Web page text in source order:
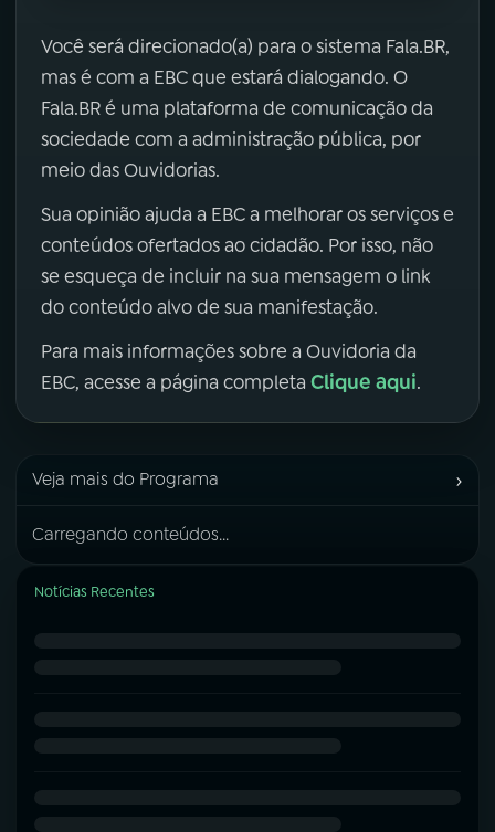
Você será direcionado(a) para o sistema Fala.BR,
mas é com a EBC que estará dialogando. O
Fala.BR é uma plataforma de comunicação da
sociedade com a administração pública, por
meio das Ouvidorias.
Sua opinião ajuda a EBC a melhorar os serviços e
conteúdos ofertados ao cidadão. Por isso, não
se esqueça de incluir na sua mensagem o link
do conteúdo alvo de sua manifestação.
Para mais informações sobre a Ouvidoria da
EBC, acesse a página completa Clique aqui.
Veja mais do Programa ›
Carregando conteúdos...
Notícias Recentes